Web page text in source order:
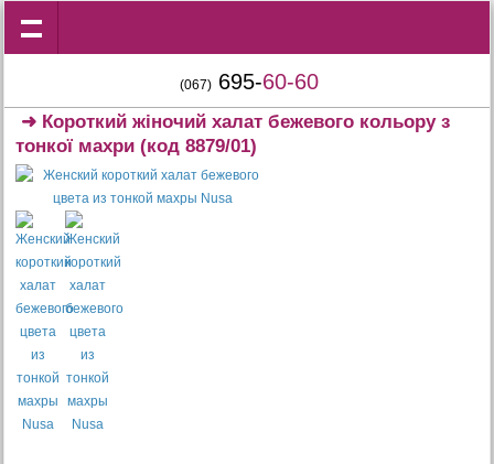
(067) 695-60-60
➜ Короткий жіночий халат бежевого кольору з
тонкої махри (код 8879/01)